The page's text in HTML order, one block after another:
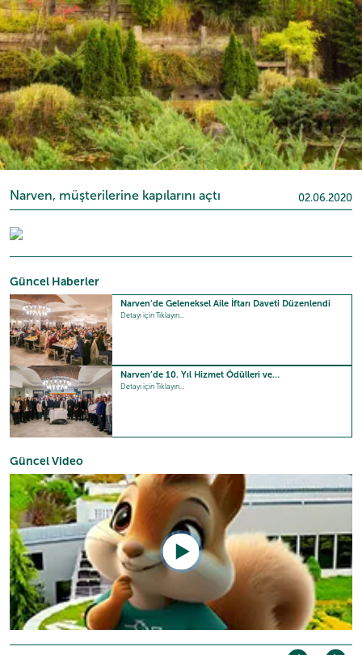
Güncel Haberler
Narven’de Geleneksel Aile İftarı Daveti Düzenlendi
Detayı için Tıklayın...
Narven’de 10. Yıl Hizmet Ödülleri ve…
Detayı için Tıklayın...
Güncel Video
Narven, müşterilerine kapılarını açtı 02.06.2020